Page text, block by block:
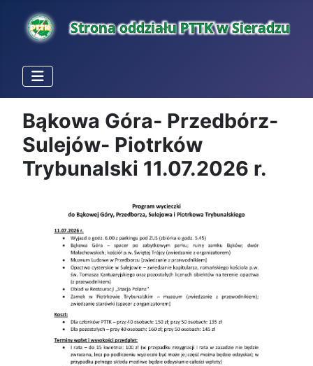
Bąkowa Góra- Przedbórz-
Sulejów- Piotrków
Trybunalski 11.07.2026 r.